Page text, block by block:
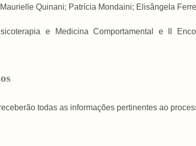
Quinani; Patrícia Mondaini; Elisângela
e Medicina Comportamental e II
todas as informações pertinentes ao